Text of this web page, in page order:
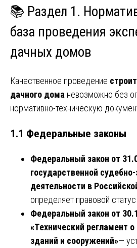
📚 Раздел 1.
база проведения
дачных домов
Качественное проведение
дачного дома невозможно без
нормативно-техническую
1.1 Федеральные законы
Федеральный закон от
государственной
деятельности в
определяет правовой
Федеральный закон от
«Технический регламент о
зданий и сооружений»—